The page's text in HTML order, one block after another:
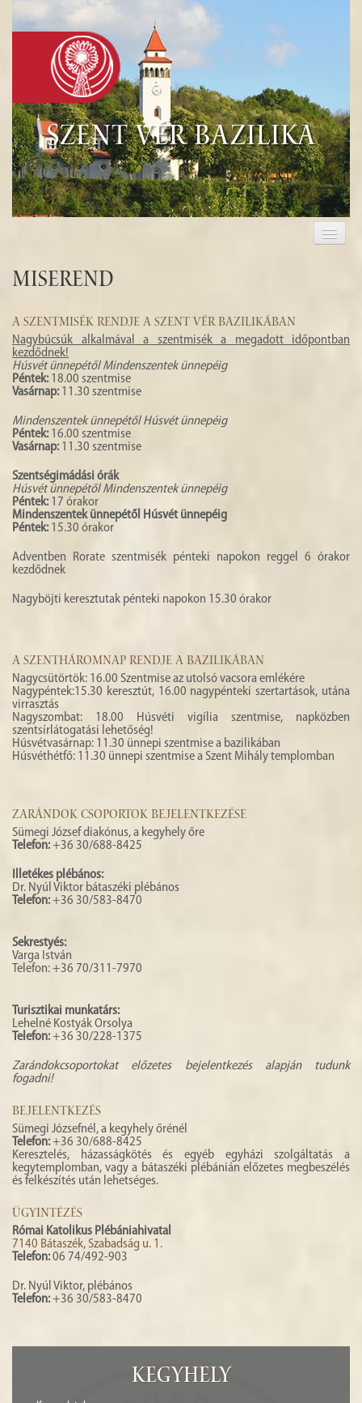
Szent Vér Bazilika
KEGYHELY
TURISZTIKA
HISTÓRIA
4
Miserend
A SZENTMISÉK RENDJE A SZENT VÉR BAZILIKÁBAN
Nagybúcsúk alkalmával a szentmisék a megadott időpontban
kezdődnek!
Húsvét ünnepétől Mindenszentek ünnepéig
Péntek:18.00 szentmise
Vasárnap:11.30 szentmise
Mindenszentek ünnepétől Húsvét ünnepéig
Péntek:16.00 szentmise
Vasárnap:11.30 szentmise
Szentségimádási órák
Húsvét ünnepétől Mindenszentek ünnepéig
Péntek:17 órakor
Mindenszentek ünnepétől Húsvét ünnepéig
Péntek:15.30 órakor
Adventben Rorate szentmisék pénteki napokon reggel 6 órakor
kezdődnek
Nagyböjti keresztutak pénteki napokon 15.30 órakor
A SZENTHÁROMNAP RENDJE A BAZILIKÁBAN
Nagycsütörtök: 16.00 Szentmise az utolsó vacsora emlékére
Nagypéntek:15.30 keresztút, 16.00 nagypénteki szertartások, utána
virrasztás
Nagyszombat: 18.00 Húsvéti vigília szentmise, napközben
szentsírlátogatási lehetőség!
Húsvétvasárnap: 11.30 ünnepi szentmise a bazilikában
Húsvéthétfő: 11.30 ünnepi szentmise a Szent Mihály templomban
ZARÁNDOK CSOPORTOK BEJELENTKEZÉSE
Sümegi József diakónus, a kegyhely őre
Telefon:+36 30/688-8425
Illetékes plébános:
Dr. Nyúl Viktor bátaszéki plébános
Telefon:+36 30/583-8470
Sekrestyés:
Varga István
Telefon: +36 70/311-7970
Turisztikai munkatárs:
Lehelné Kostyák Orsolya
Telefon:+36 30/228-1375
Zarándokcsoportokat előzetes bejelentkezés alapján tudunk
fogadni!
BEJELENTKEZÉS
Sümegi Józsefnél, a kegyhely őrénél
Telefon:+36 30/688-8425
Keresztelés, házasságkötés és egyéb egyházi szolgáltatás a
kegytemplomban, vagy a bátaszéki plébánián előzetes megbeszélés
és felkészítés után lehetséges.
ÜGYINTÉZÉS
Római Katolikus Plébániahivatal
7140 Bátaszék, Szabadság u. 1.
Telefon:06 74/492-903
Dr. Nyúl Viktor, plébános
Telefon:+36 30/583-8470
Kegyhely